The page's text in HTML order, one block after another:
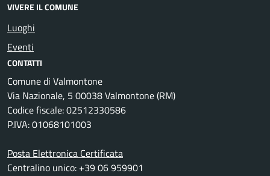
VIVERE IL COMUNE
Luoghi
Eventi
CONTATTI
Comune di Valmontone
Via Nazionale, 5 00038 Valmontone (RM)
Codice fiscale: 02512330586
P.IVA: 01068101003
Posta Elettronica Certificata
Centralino unico: +39 06 959901